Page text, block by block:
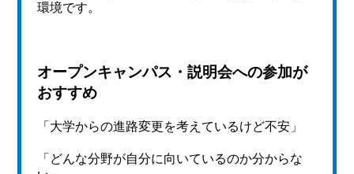
環境です。
オープンキャンパス・説明会への参加が
おすすめ
「大学からの進路変更を考えているけど不安」
「どんな分野が自分に向いているのか分からな